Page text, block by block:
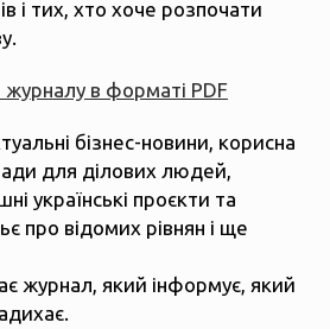
і тих, хто хоче розпочати
журналу в форматі PDF
бізнес-новини, корисна
для ділових людей,
українські проєкти та
про відомих рівнян і ще
журнал, який інформує, який